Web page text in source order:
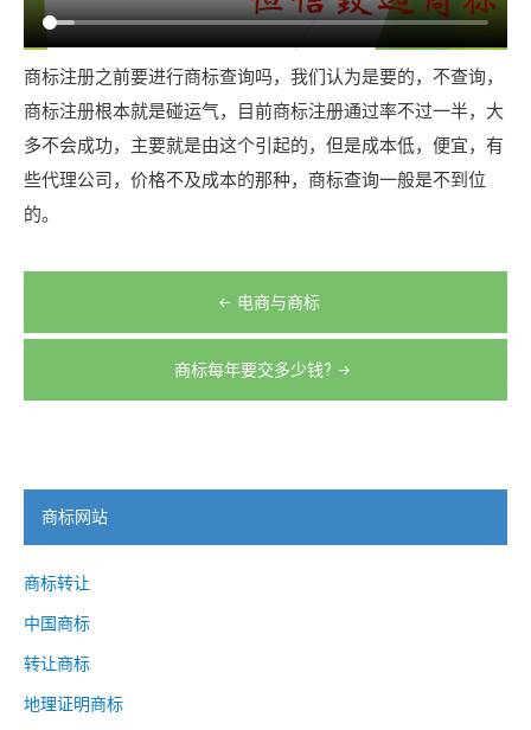
商标注册之前要进行商标查询吗，我们认为是要的，不查询，
商标注册根本就是碰运气，目前商标注册通过率不过一半，大
多不会成功，主要就是由这个引起的，但是成本低，便宜，有
些代理公司，价格不及成本的那种，商标查询一般是不到位
的。
章
电商与商标
商标每年要交多少钱?
商标网站
商标转让
中国商标
转让商标
地理证明商标